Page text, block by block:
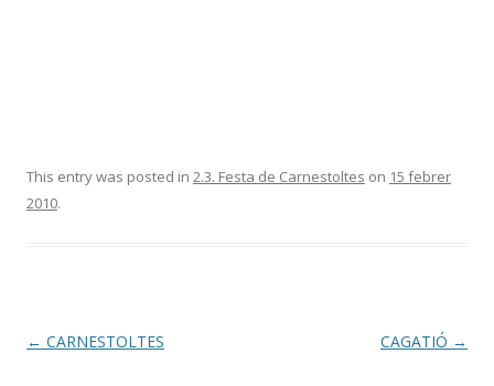
This entry was posted in 2.3. Festa de Carnestoltes on 15 febrer
2010.
Post
← CARNESTOLTES CAGATIÓ →